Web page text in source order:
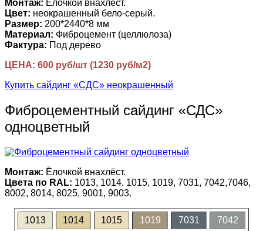
Монтаж: Ёлочкой внахлёст.
Цвет: неокрашенный бело-серый.
Размер: 200*2440*8 мм
Материал: Фиброцемент (целлюлоза)
Фактура: Под дерево
ЦЕНА: 600 руб/шт (1230 руб/м2)
Купить сайдинг «СДС» неокрашенный
Фиброцементный сайдинг «СДС»
одноцветный
Монтаж: Ёлочкой внахлёст.
Цвета по RAL: 1013, 1014, 1015, 1019, 7031, 7042,7046,
8002, 8014, 8025, 9001, 9003.
1013 1014 1015 1019 7031 7042